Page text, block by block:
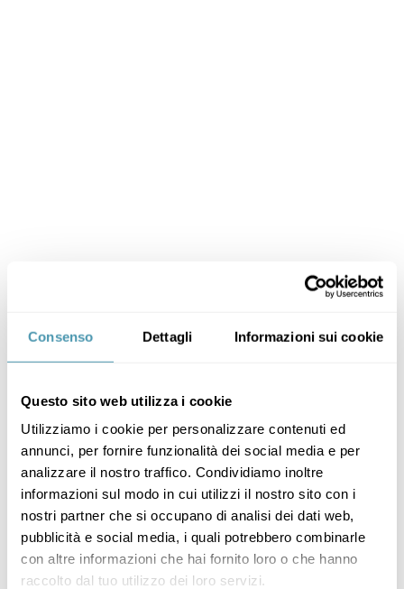
Consenso Dettagli Informazioni sui cookie
Questo sito web utilizza i cookie
Utilizziamo i cookie per personalizzare contenuti ed
annunci, per fornire funzionalità dei social media e per
analizzare il nostro traffico. Condividiamo inoltre
informazioni sul modo in cui utilizzi il nostro sito con i
nostri partner che si occupano di analisi dei dati web,
pubblicità e social media, i quali potrebbero combinarle
con altre informazioni che hai fornito loro o che hanno
raccolto dal tuo utilizzo dei loro servizi.